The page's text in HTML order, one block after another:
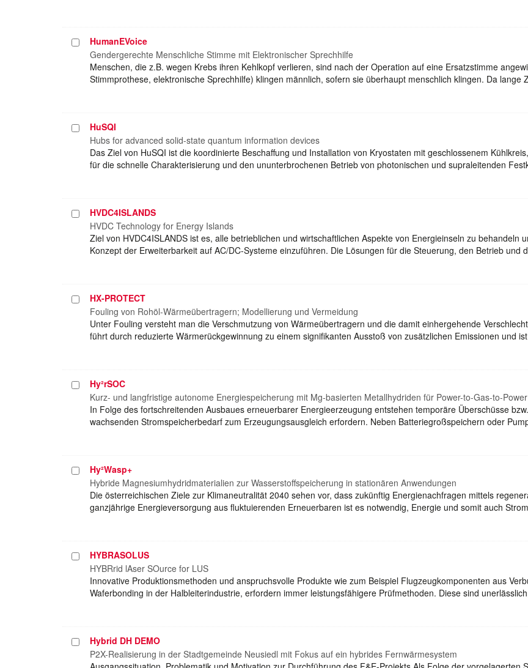
Projekt
auswählen
HumanEVoice
Gendergerechte Menschliche Stimme mit Elektronischer Sprechhilfe
Menschen, die z.B. wegen Krebs ihren Kehlkopf verlieren, sind nach der Operation auf eine Ersatzstimme
Stimmprothese, elektronische Sprechhilfe) klingen männlich, sofern sie überhaupt menschlich klingen. Da
Projekt
auswählen
HuSQI
Hubs for advanced solid-state quantum information devices
Das Ziel von HuSQI ist die koordinierte Beschaffung und Installation von Kryostaten mit geschlossenem
für die schnelle Charakterisierung und den ununterbrochenen Betrieb von photonischen und supraleitenden
Projekt
auswählen
HVDC4ISLANDS
HVDC Technology for Energy Islands
Ziel von HVDC4ISLANDS ist es, alle betrieblichen und wirtschaftlichen Aspekte von Energieinseln zu behandeln
Konzept der Erweiterbarkeit auf AC/DC-Systeme einzuführen. Die Lösungen für die Steuerung, den Betrieb
Projekt
auswählen
HX-PROTECT
Fouling von Rohöl-Wärmeübertragern; Modellierung und Vermeidung
Unter Fouling versteht man die Verschmutzung von Wärmeübertragern und die damit einhergehende
führt durch reduzierte Wärmerückgewinnung zu einem signifikanten Ausstoß von zusätzlichen Emissionen und
Projekt
auswählen
Hy²rSOC
Kurz- und langfristige autonome Energiespeicherung mit Mg-basierten Metallhydriden für Power-to-Gas-to-
In Folge des fortschreitenden Ausbaues erneuerbarer Energieerzeugung entstehen temporäre Überschüsse
wachsenden Stromspeicherbedarf zum Erzeugungsausgleich erfordern. Neben Batteriegroßspeichern oder
Projekt
auswählen
Hy²Wasp+
Hybride Magnesiumhydridmaterialien zur Wasserstoffspeicherung in stationären Anwendungen
Die österreichischen Ziele zur Klimaneutralität 2040 sehen vor, dass zukünftig Energienachfragen mittels
ganzjährige Energieversorgung aus fluktuierenden Erneuerbaren ist es notwendig, Energie und somit auch
Projekt
auswählen
HYBRASOLUS
HYBRrid lAser SOurce for LUS
Innovative Produktionsmethoden und anspruchsvolle Produkte wie zum Beispiel Flugzeugkomponenten aus
Waferbonding in der Halbleiterindustrie, erfordern immer leistungsfähigere Prüfmethoden. Diese sind
Projekt
auswählen
Hybrid DH DEMO
P2X-Realisierung in der Stadtgemeinde Neusiedl mit Fokus auf ein hybrides Fernwärmesystem